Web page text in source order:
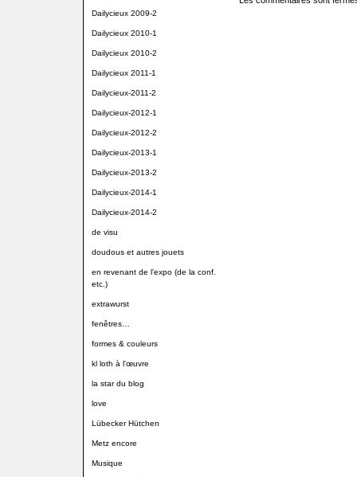
Dailycieux 2009-2
Dailycieux 2010-1
Dailycieux 2010-2
Dailycieux 2011-1
Dailycieux-2011-2
Dailycieux-2012-1
Dailycieux-2012-2
Dailycieux-2013-1
Dailycieux-2013-2
Dailycieux-2014-1
Dailycieux-2014-2
de visu
doudous et autres jouets
en revenant de l'expo (de la conf.
etc.)
extrawurst
fenêtres…
formes & couleurs
kl loth à l'œuvre
la star du blog
love
Lübecker Hütchen
Metz encore
Musique